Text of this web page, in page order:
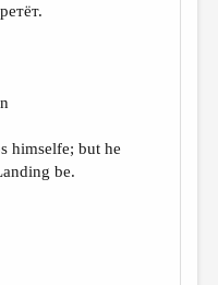
himselfe; but he
be.